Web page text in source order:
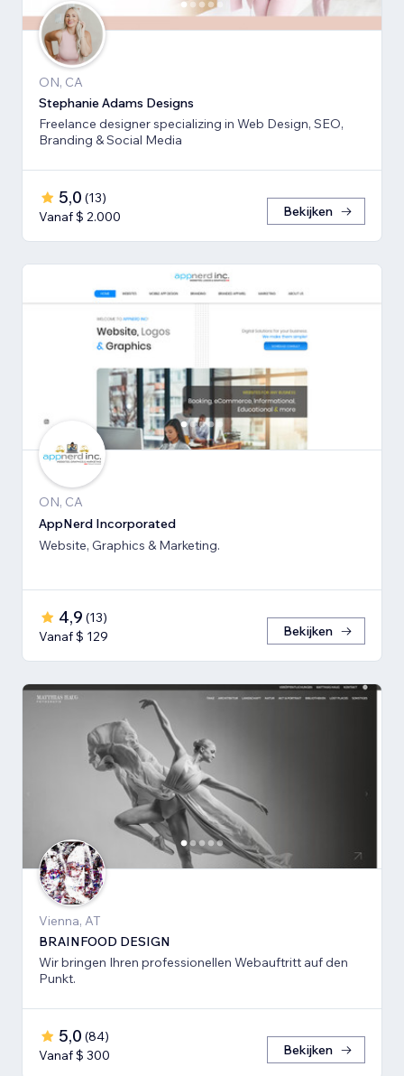
ON, CA
Stephanie Adams Designs
Freelance designer specializing in Web Design, SEO,
Branding & Social Media
5,0 (13)
Vanaf $ 2.000
Bekijken
ON, CA
AppNerd Incorporated
Website, Graphics & Marketing.
4,9 (13)
Vanaf $ 129
Bekijken
Vienna, AT
BRAINFOOD DESIGN
Wir bringen Ihren professionellen Webauftritt auf den
Punkt.
5,0 (84)
Vanaf $ 300
Bekijken